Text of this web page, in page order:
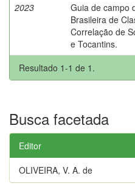
2023
Guia de campo
Brasileira de
Correlação de
e Tocantins.
Resultado 1-1 de 1.
Busca facetada
Editor
OLIVEIRA, V. A. de